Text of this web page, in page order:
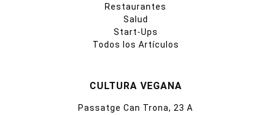
Restaurantes
Salud
Start-Ups
Todos los Artículos
CULTURA VEGANA
Passatge Can Trona, 23 A